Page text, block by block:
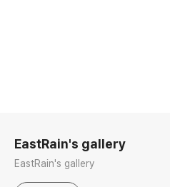
EastRain's gallery
EastRain's gallery